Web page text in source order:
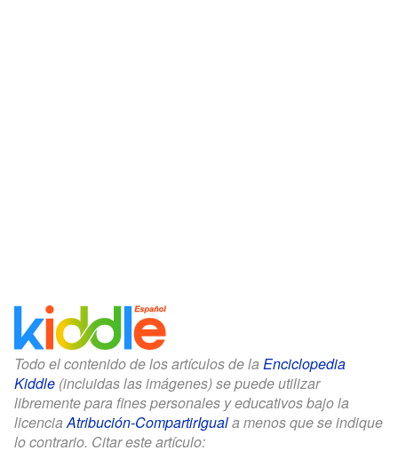
Todo el contenido de los artículos de la Enciclopedia
Kiddle (incluidas las imágenes) se puede utilizar
libremente para fines personales y educativos bajo la
licenciaAtribución-CompartirIguala menos que se indique
lo contrario. Citar este artículo: